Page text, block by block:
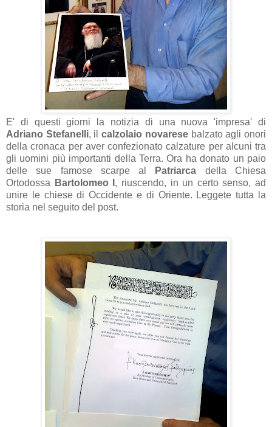
E' di questi giorni la notizia di una nuova 'impresa' di
Adriano Stefanelli, ilcalzolaio novaresebalzato agli onori
della cronaca per aver confezionato calzature per alcuni tra
gli uomini più importanti della Terra. Ora ha donato un paio
delle sue famose scarpe al
Patriarca della Chiesa
Ortodossa
Bartolomeo I , riuscendo, in un certo senso, ad
unire le chiese di Occidente e di Oriente. Leggete tutta la
storia nel seguito del post.